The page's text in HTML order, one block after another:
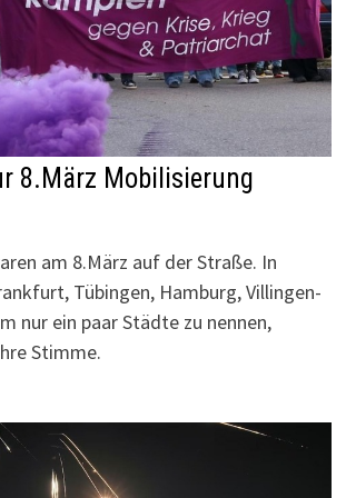
8.März Mobilisierung
am 8.März auf der Straße. In
Tübingen, Hamburg, Villingen-
nur ein paar Städte zu nennen,
Stimme.